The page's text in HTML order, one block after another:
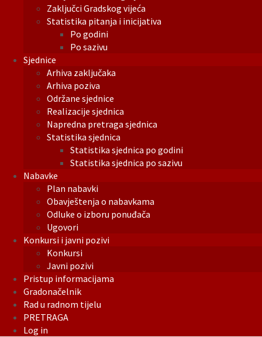
Zaključci Gradskog vijeća
Statistika pitanja i inicijativa
Po godini
Po sazivu
Sjednice
Arhiva zaključaka
Arhiva poziva
Održane sjednice
Realizacije sjednica
Napredna pretraga sjednica
Statistika sjednica
Statistika sjednica po godini
Statistika sjednica po sazivu
Nabavke
Plan nabavki
Obavještenja o nabavkama
Odluke o izboru ponuđača
Ugovori
Konkursi i javni pozivi
Konkursi
Javni pozivi
Pristup informacijama
Gradonačelnik
Rad u radnom tijelu
PRETRAGA
Log in